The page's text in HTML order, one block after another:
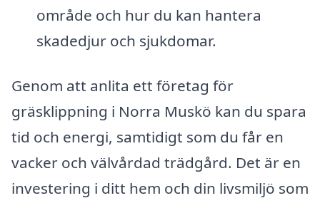
område och hur du kan hantera
skadedjur och sjukdomar.
Genom att anlita ett företag för
gräsklippning i Norra Muskö kan du spara
tid och energi, samtidigt som du får en
vacker och välvårdad trädgård. Det är en
investering i ditt hem och din livsmiljö som